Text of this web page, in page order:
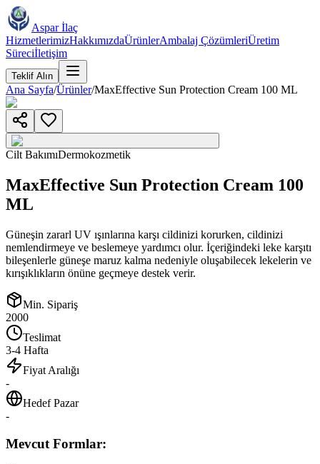
Aspar İlaç
HizmetlerimizHakkımızdaÜrünlerAmbalaj ÇözümleriÜretim
Süreciİletişim
Teklif Alın
Ana Sayfa/Ürünler/MaxEffective Sun Protection Cream 100 ML
Cilt BakımıDermokozmetik
MaxEffective Sun Protection Cream 100
ML
Güneşin zararl UV ışınlarına karşı cildinizi korurken, cildinizi
nemlendirmeye ve beslemeye yardımcı olur. İçeriğindeki leke karşıtı
bileşenlerle güneşe maruz kalma nedeniyle oluşabilecek lekelerin ve
kırışıklıkların önüne geçmeye destek verir.
Min. Sipariş
2000
Teslimat
3-4 Hafta
Fiyat Aralığı
-
Hedef Pazar
-
Mevcut Formlar: